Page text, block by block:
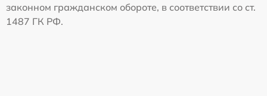
законном гражданском обороте, в соответствии со ст.
1487 ГК РФ.